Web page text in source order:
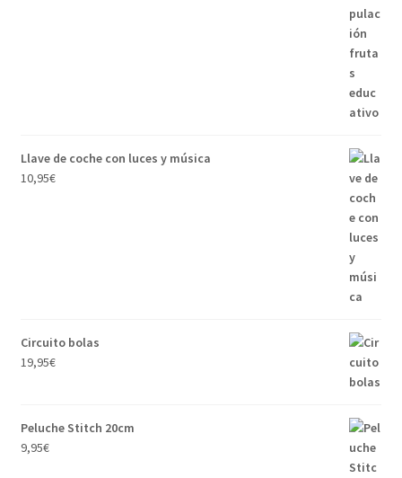
Llave de coche con luces y música
10,95€
Circuito bolas
19,95€
Peluche Stitch 20cm
9,95€